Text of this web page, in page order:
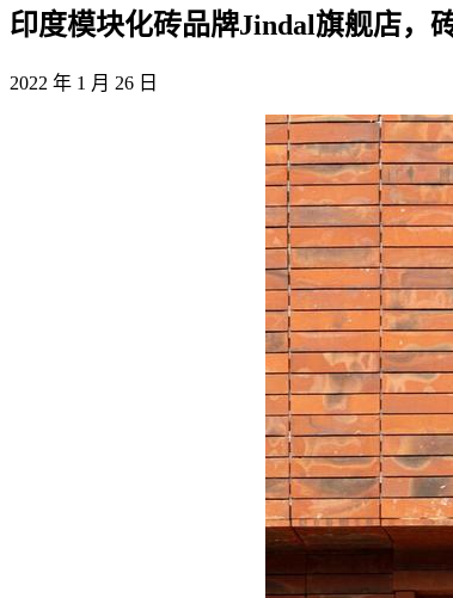
印度模块化砖品牌Jindal旗舰店，
2022 年 1 月 26 日